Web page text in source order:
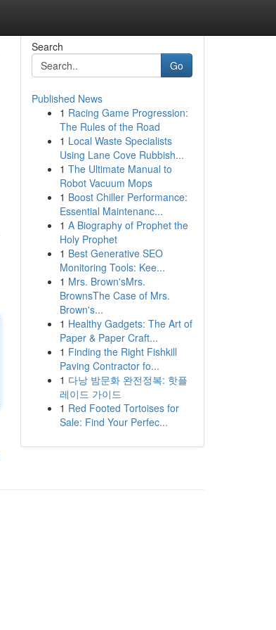
Search
Go
Published News
1 Racing Game Progression:
The Rules of the Road
1 Local Waste Specialists
Using Lane Cove Rubbish...
1 The Ultimate Manual to
Robot Vacuum Mops
1 Boost Chiller Performance:
Essential Maintenanc...
1 A Biography of Prophet the
Holy Prophet
1 Best Generative SEO
Monitoring Tools: Kee...
1 Mrs. Brown'sMrs.
BrownsThe Case of Mrs.
Brown's...
1 Healthy Gadgets: The Art of
Paper & Paper Craft...
1 Finding the Right Fishkill
Paving Contractor fo...
1 다낭 밤문화 완전정복: 핫플
레이드 가이드
1 Red Footed Tortoises for
Sale: Find Your Perfec...